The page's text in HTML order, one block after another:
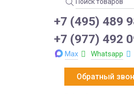
+7 (495) 489
+7 (977) 492
Max Whatsapp
Обратный